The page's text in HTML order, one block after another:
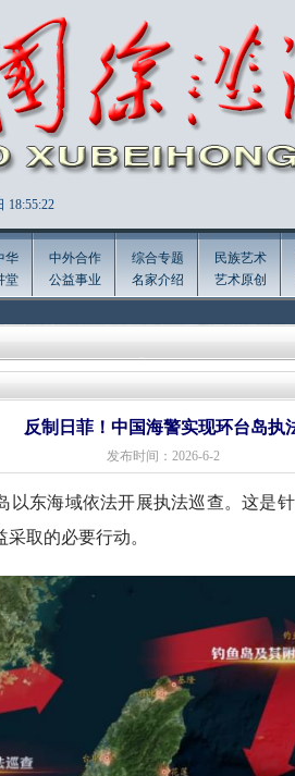
18:55:22
华
堂
中外合作
公益事业
综合专题
名家介绍
民族艺术
艺术原创
反制日菲！中国海警实现环台岛执
发布时间：2026-6-2
以东海域依法开展执法巡查。这是
取的必要行动。